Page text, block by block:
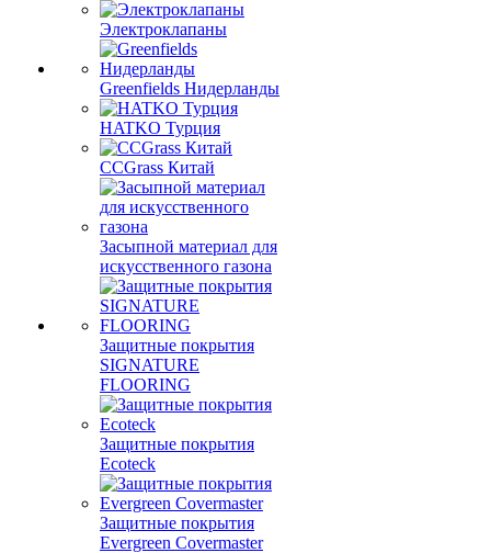
Электроклапаны
Greenfields Нидерланды
HATKO Турция
CCGrass Китай
Засыпной материал для
искусственного газона
Защитные покрытия
SIGNATURE
FLOORING
Защитные покрытия
Ecoteck
Защитные покрытия
Evergreen Covermaster